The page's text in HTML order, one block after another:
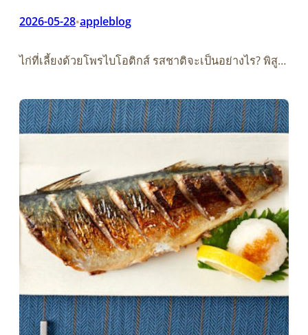
2026-05-28•appleblog
ไก่ที่เลี้ยงด้วยโพรไบโอติกส์ รสชาติจะเป็นอย่างไร? พิสู…